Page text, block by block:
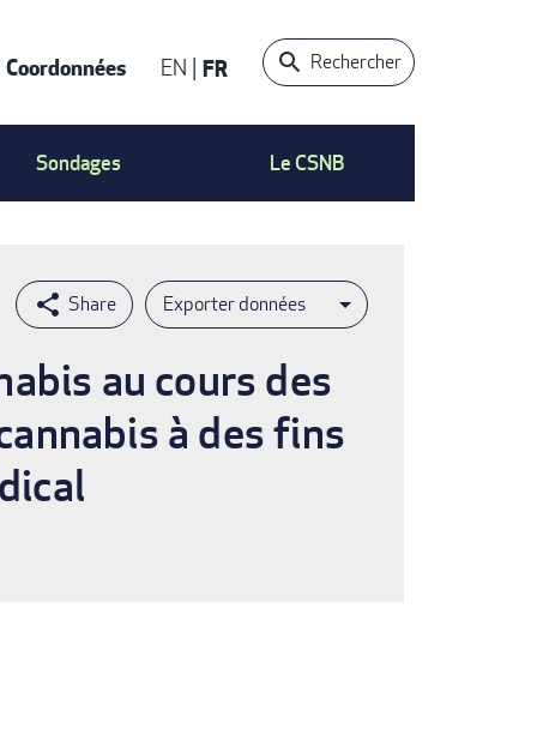
Coordonnées EN FR Rechercher
Sondages Le CSNB
Exporter données
au cours des
à des fins